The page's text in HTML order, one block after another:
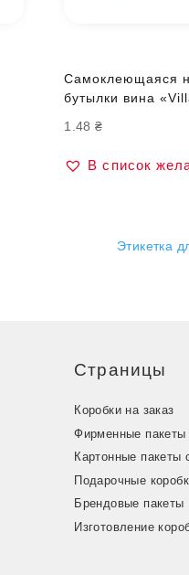
Самоклеющаяся
бутылки вина
1.48₴
В список
Этикетка
Страницы
Коробки на заказ
Фирменные пакеты
Картонные пакеты
Подарочные
Брендовые пакеты
Изготовление